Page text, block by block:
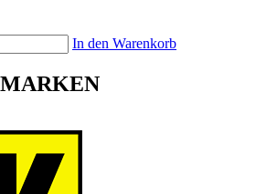
In den Warenkorb